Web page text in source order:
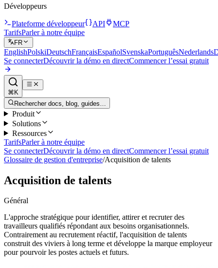
Développeurs
Plateforme développeur API
MCP
TarifsParler à notre équipe
FR
EnglishPolskiDeutschFrançaisEspañolSvenskaPortuguêsNederlands
Se connecterDécouvrir la démo en directCommencer l’essai gratuit
⌘K
Rechercher docs, blog, guides…
Produit
Solutions
Ressources
TarifsParler à notre équipe
Se connecterDécouvrir la démo en directCommencer l’essai gratuit
Glossaire de gestion d'entreprise/Acquisition de talents
Acquisition de talents
Général
L'approche stratégique pour identifier, attirer et recruter des
travailleurs qualifiés répondant aux besoins organisationnels.
Contrairement au recrutement réactif, l'acquisition de talents
construit des viviers à long terme et développe la marque employeur
pour pourvoir les postes actuels et futurs.